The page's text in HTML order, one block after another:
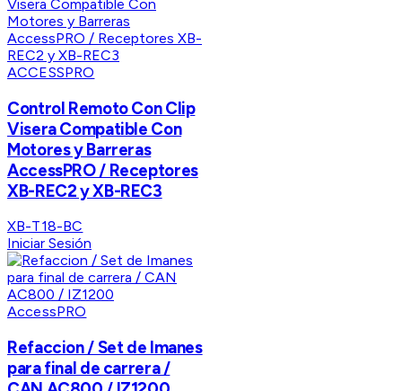
ACCESSPRO
Control Remoto Con Clip
Visera Compatible Con
Motores y Barreras
AccessPRO / Receptores
XB-REC2 y XB-REC3
XB-T18-BC
Iniciar Sesión
AccessPRO
Refaccion / Set de Imanes
para final de carrera /